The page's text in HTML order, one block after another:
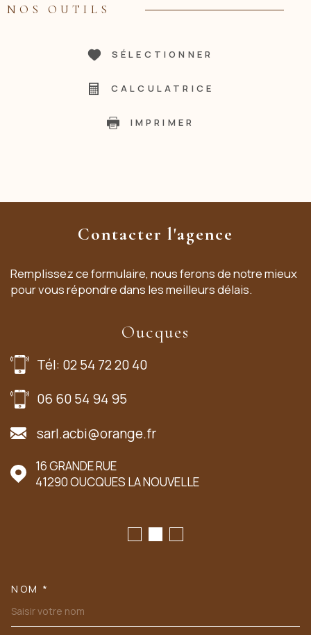
NOS OUTILS
SÉLECTIONNER
CALCULATRICE
IMPRIMER
Contacter l'agence
Remplissez ce formulaire, nous ferons de notre mieux
pour vous répondre dans les meilleurs délais.
Oucques
Tél: 02 54 72 20 40
06 60 54 94 95
sarl.acbi@orange.fr
16 GRANDE RUE
41290 OUCQUES LA NOUVELLE
NOM *